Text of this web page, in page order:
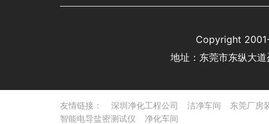
Copyright
地址：东莞市东纵大
友情链接： 深圳净化工程公司 洁净车间
东莞厂房
智能电导盐密测试仪
净化车间